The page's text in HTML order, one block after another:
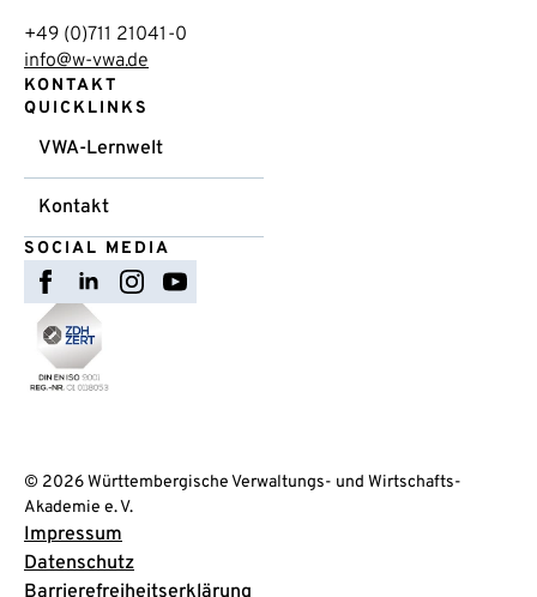
+49 (0)711 21041-0
info@w-vwa.de
KONTAKT
QUICKLINKS
VWA-Lernwelt
Kontakt
SOCIAL MEDIA
© 2026 Württembergische Verwaltungs- und Wirtschafts-
Akademie e. V.
Impressum
Datenschutz
Barrierefreiheitserklärung